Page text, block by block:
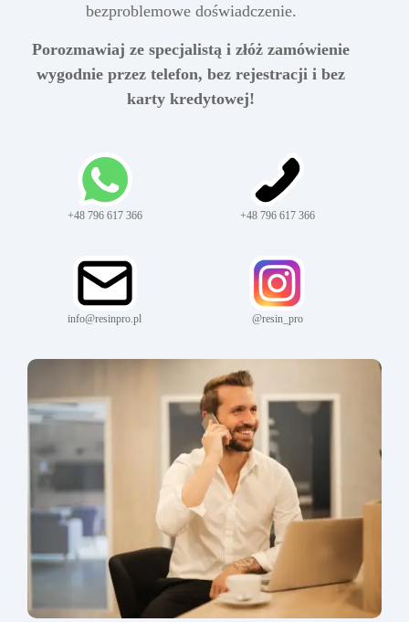
bezproblemowe doświadczenie.
Porozmawiaj ze specjalistą i złóż zamówienie
wygodnie przez telefon, bez rejestracji i bez
karty kredytowej!
+48 796 617 366 +48 796 617 366
info@resinpro.pl @resin_pro